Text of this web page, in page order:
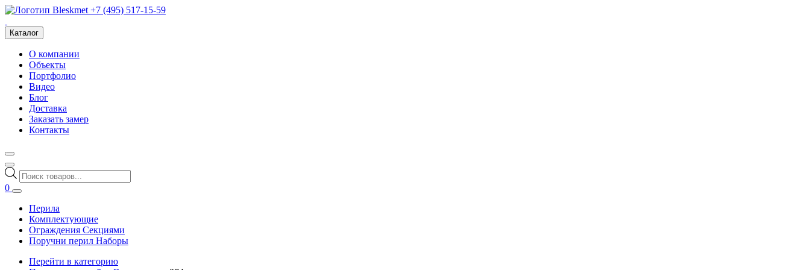
+7 (495) 517-15-59
Каталог
О компании
Объекты
Портфолио
Видео
Блог
Доставка
Заказать замер
Контакты
Поиск
товаров
0
Перила
Комплектующие
Ограждения Секциями
Поручни перил Наборы
Перейти в категорию